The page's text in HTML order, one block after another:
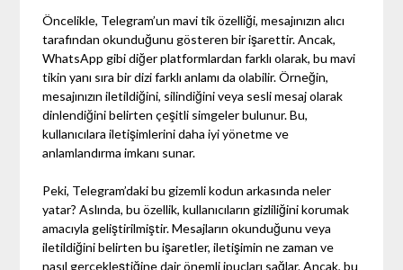
Öncelikle, Telegram’un mavi tik özelliği, mesajınızın alıcı
tarafından okunduğunu gösteren bir işarettir. Ancak,
WhatsApp gibi diğer platformlardan farklı olarak, bu mavi
tikin yanı sıra bir dizi farklı anlamı da olabilir. Örneğin,
mesajınızın iletildiğini, silindiğini veya sesli mesaj olarak
dinlendiğini belirten çeşitli simgeler bulunur. Bu,
kullanıcılara iletişimlerini daha iyi yönetme ve
anlamlandırma imkanı sunar.
Peki, Telegram’daki bu gizemli kodun arkasında neler
yatar? Aslında, bu özellik, kullanıcıların gizliliğini korumak
amacıyla geliştirilmiştir. Mesajların okunduğunu veya
iletildiğini belirten bu işaretler, iletişimin ne zaman ve
nasıl gerçekleştiğine dair önemli ipuçları sağlar. Ancak, bu